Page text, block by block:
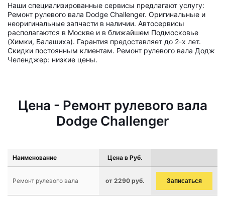
Наши специализированные сервисы предлагают услугу:
Ремонт рулевого вала Dodge Challenger. Оригинальные и
неоригинальные запчасти в наличии. Автосервисы
располагаются в Москве и в ближайшем Подмосковье
(Химки, Балашиха). Гарантия предоставляет до 2-х лет.
Скидки постоянным клиентам. Ремонт рулевого вала Додж
Челенджер: низкие цены.
Цена - Ремонт рулевого вала
Dodge Challenger
Наименование Цена в Руб.
Ремонт рулевого вала от 2290 руб. Записаться